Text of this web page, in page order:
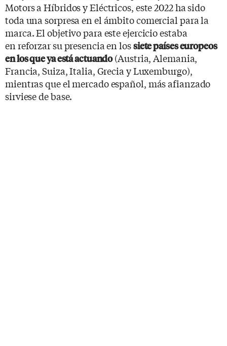
Motors a Híbridos y Eléctricos, este 2022 ha sido
toda una sorpresa en el ámbito comercial para la
marca. El objetivo para este ejercicio estaba
en reforzar su presencia en lossiete países europeos
en los que ya está actuando(Austria, Alemania,
Francia, Suiza, Italia, Grecia y Luxemburgo),
mientras que el mercado español, más afianzado
sirviese de base.